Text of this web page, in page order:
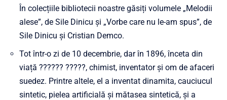
În colecțiile bibliotecii noastre găsiți volumele „Melodii
alese”, de Sile Dinicu și „Vorbe care nu le-am spus”, de
Sile Dinicu și Cristian Demco.
Tot într-o zi de 10 decembrie, dar în 1896, înceta din
viață ?????? ?????, chimist, inventator și om de afaceri
suedez. Printre altele, el a inventat dinamita, cauciucul
sintetic, pielea artificială și mătasea sintetică, și a